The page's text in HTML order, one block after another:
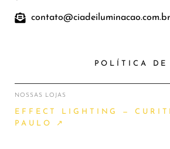
contato@ciadeiluminacao.com.br
POLÍTICA DE
NOSSAS LOJAS
EFFECT LIGHTING —
PAULO ↗